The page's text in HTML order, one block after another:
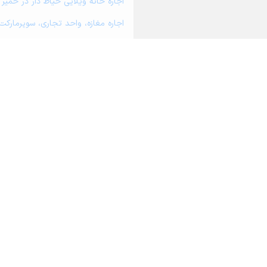
اجاره مغازه، واحد تجاری،